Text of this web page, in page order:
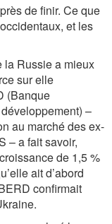
de finir. Ce que
et les
la Russie a mieux
sur elle
(Banque
–
au marché des ex-
– a fait savoir,
de 1,5 %
ait d’abord
confirmait